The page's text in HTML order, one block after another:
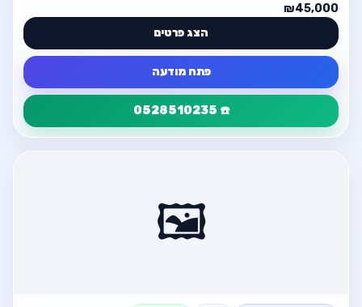
₪45,000
הצג פרטים
פתח מודעה
☎️ 0528510235
🖼️